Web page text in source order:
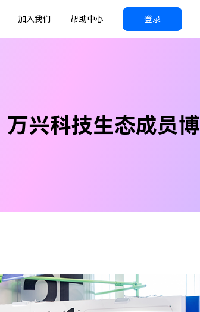
的全能PDF编辑神器
在线PDF解决方案
简单高效的数据管理软件
金融&银行 电力资源
加入我们 帮助中心 登录
兴科技生态成员博